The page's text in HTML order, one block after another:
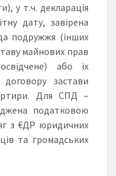
у т.ч. декларація
дату, завірена
подружжя (інших
майнових прав
або їх
застави
Для СПД –
податковою
з €ДР юридичних
та громадських